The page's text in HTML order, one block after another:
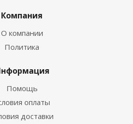
Компания
О компании
Политика
Помощь
оплаты
доставки